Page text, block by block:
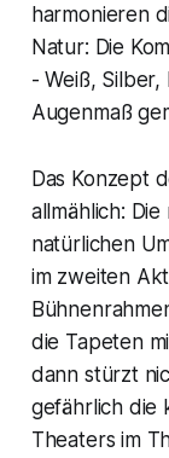
harmonieren
Natur: Die
- Weiß, Silber,
Augenmaß
Das Konzept
allmählich:
natürlichen
im zweiten
die Tapeten
dann stürzt
gefährlich die
Theaters im